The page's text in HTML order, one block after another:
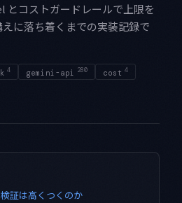
コストガードレールで上限を
に落ち着くまでの実装記録で
4 gemini-api 280 cost 4
証は高くつくのか